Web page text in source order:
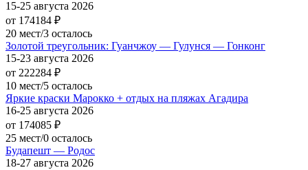
15-25 августа 2026
от 174184 ₽
20 мест/3 осталось
Золотой треугольник: Гуанчжоу — Гулунся — Гонконг
15-23 августа 2026
от 222284 ₽
10 мест/5 осталось
Яркие краски Марокко + отдых на пляжах Агадира
16-25 августа 2026
от 174085 ₽
25 мест/0 осталось
Будапешт — Родос
18-27 августа 2026